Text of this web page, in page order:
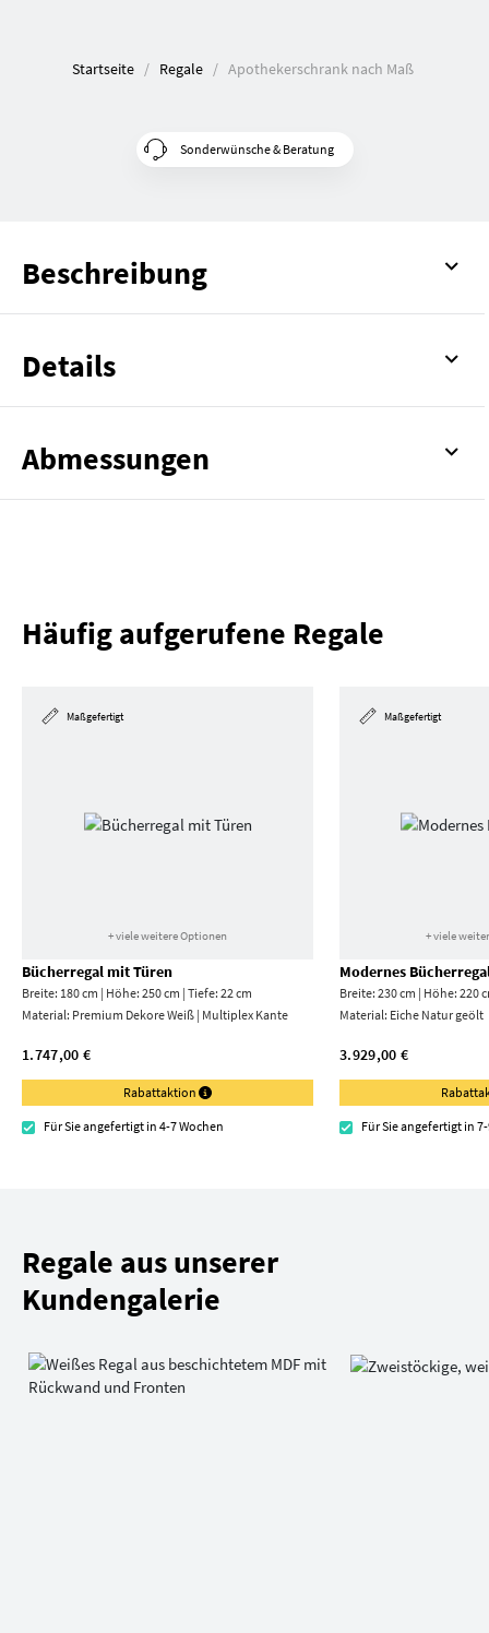
Startseite Regale Apothekerschrank nach Maß
Sonderwünsche & Beratung
Beschreibung
Details
Abmessungen
Häufig aufgerufene Regale
Maßgefertigt
+ viele weitere Optionen
Bücherregal mit Türen
Breite: 180 cm | Höhe: 250 cm | Tiefe: 22 cm
Material: Premium Dekore Weiß | Multiplex Kante
1.747,00 €
Rabattaktion
Für Sie angefertigt in 4-7 Wochen
Maßgefertigt
+ viele
Modernes
Breite: 230 cm | Höhe: 220
Material: Eiche Natur geölt
3.929,00 €
Für Sie angefertigt in
Regale aus unserer
Kundengalerie